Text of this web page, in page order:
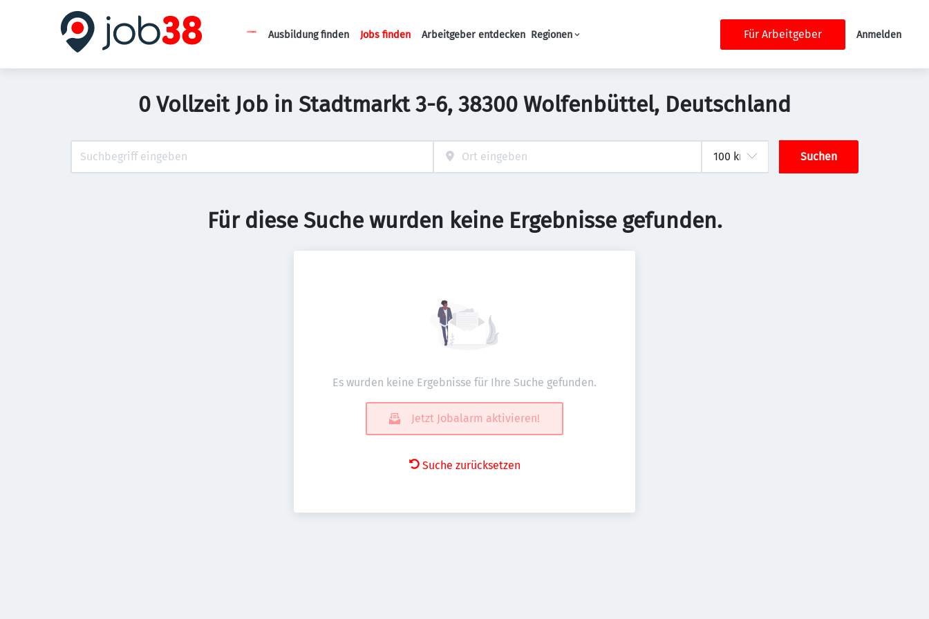
Haupt-Navigation
Ausbildung finden Jobs finden Arbeitgeber entdecken Regionen Für Arbeitgeber Anmelden
0 Vollzeit Job in Stadtmarkt 3-6, 38300 Wolfenbüttel, Deutschland
Suchen
Für diese Suche wurden keine Ergebnisse gefunden.
Es wurden keine Ergebnisse für Ihre Suche gefunden.
Jetzt Jobalarm aktivieren!
Suche zurücksetzen